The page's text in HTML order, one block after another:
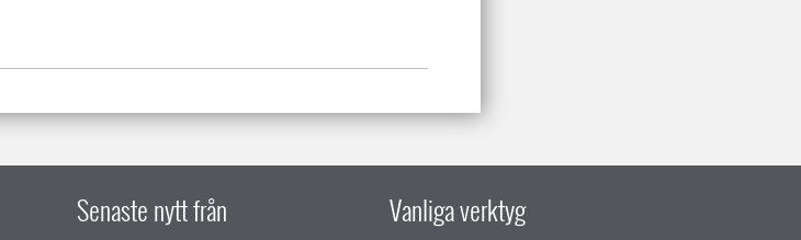
Senaste nytt från Vanliga verktyg